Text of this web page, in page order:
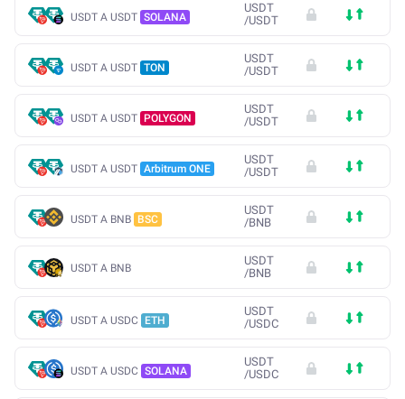
USDT A USDT SOLANA
USDT
/USDT
USDT A USDT TON
USDT
/USDT
USDT A USDT POLYGON
USDT
/USDT
USDT A USDT Arbitrum ONE
USDT
/USDT
USDT A BNB BSC
USDT
/BNB
USDT A BNB
USDT
/BNB
USDT A USDC ETH
USDT
/USDC
USDT A USDC SOLANA
USDT
/USDC